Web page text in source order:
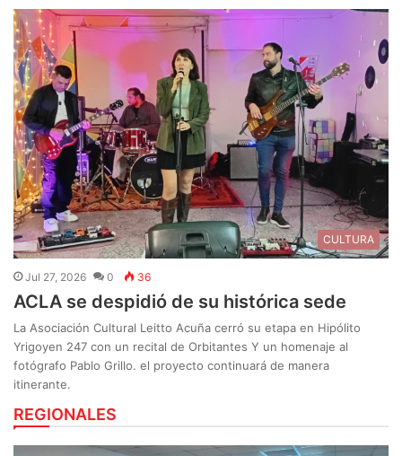
CULTURA
Jul 27, 2026 0 36
ACLA se despidió de su histórica sede
La Asociación Cultural Leitto Acuña cerró su etapa en Hipólito
Yrigoyen 247 con un recital de Orbitantes Y un homenaje al
fotógrafo Pablo Grillo. el proyecto continuará de manera
itinerante.
REGIONALES